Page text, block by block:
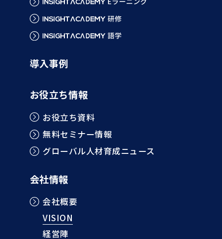
導入事例
お役立ち情報
お役立ち資料
無料セミナー情報
グローバル人材育成ニュース
会社情報
会社概要
VISION
経営陣